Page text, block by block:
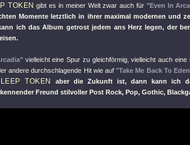
TOKEN gibt es in meiner Welt zwar auch für "Even In
Momente letztlich in ihrer maximal modernen und
ich das Album getrost jedem ans Herz legen, der
vielleicht eine Spur zu gleichförmig, vielleicht auch
andere durchschlagende Hit wie auf"Take Me Back To
TOKEN
aber die Zukunft ist, dann kann ich
Freund stilvoller Post Rock, Pop, Gothic,